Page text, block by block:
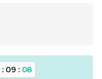
: 09 : 08